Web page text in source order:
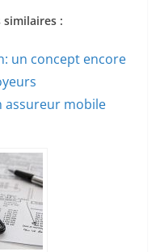
:
un concept encore
assureur mobile